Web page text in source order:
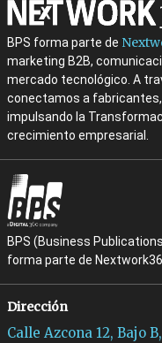
BPS forma parte de
marketing B2B,
mercado tecnológico. A
conectamos a
impulsando la
crecimiento empresarial.
BPS (Business
forma parte de
Dirección
Calle Azcona 12, Bajo